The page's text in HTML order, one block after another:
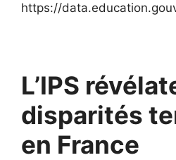
https://
L’IPS
disparités
en France